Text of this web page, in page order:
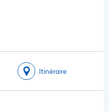
Itinéraire